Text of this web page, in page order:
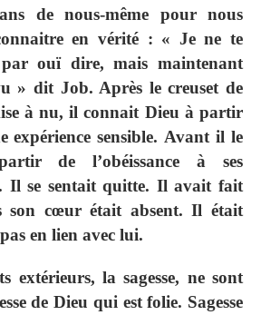
de nous-même pour nous
en vérité : « Je ne te
par ouï dire, mais maintenant
» dit Job. Après le creuset de
à nu, il connait Dieu à partir
expérience sensible. Avant il le
de l’obéissance à ses
Il se sentait quitte. Il avait fait
son cœur était absent. Il était
en lien avec lui.
extérieurs, la sagesse, ne sont
de Dieu qui est folie. Sagesse